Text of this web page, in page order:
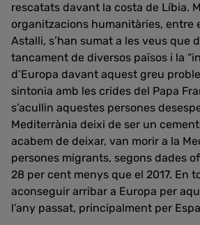
rescatats davant la costa de Líbia.
organitzacions humanitàries, entre
Astalli, s’han sumat a les veus que
tancament de diversos països i la
d’Europa davant aquest greu
sintonia amb les crides del Papa
s’acullin aquestes persones
Mediterrània deixi de ser un
acabem de deixar, van morir a la
persones migrants, segons dades
28 per cent menys que el 2017. En
aconseguir arribar a Europa per
l’any passat, principalment per